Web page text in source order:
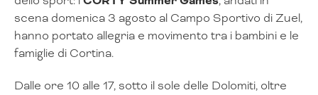
scena domenica 3 agosto al Campo Sportivo di Zuel,
hanno portato allegria e movimento tra i bambini e le
famiglie di Cortina.
Dalle ore 10 alle 17, sotto il sole delle Dolomiti, oltre